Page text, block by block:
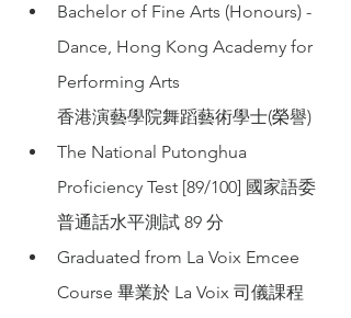
Bachelor of Fine Arts (Honours) -
Dance, Hong Kong Academy for
Performing Arts
香港演藝學院舞蹈藝術學士(榮譽)
The National Putonghua
Proficiency Test [89/100] 國家語委
普通話水平測試 89 分
Graduated from La Voix Emcee
Course 畢業於 La Voix 司儀課程